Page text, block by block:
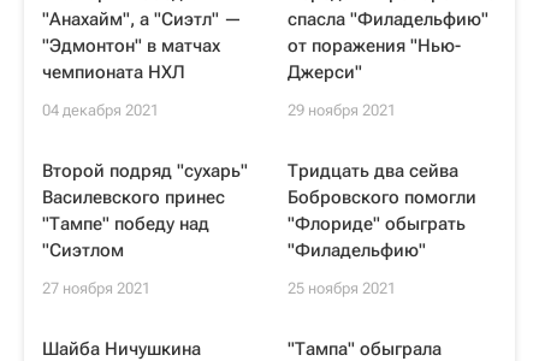
"Анахайм", а "Сиэтл" —
"Эдмонтон" в матчах
чемпионата НХЛ
04 декабря 2021
спасла "Филадельфию"
от поражения "Нью-
Джерси"
29 ноября 2021
Второй подряд "сухарь"
Василевского принес
"Тампе" победу над
"Сиэтлом
27 ноября 2021
Тридцать два сейва
Бобровского помогли
"Флориде" обыграть
"Филадельфию"
25 ноября 2021
Шайба Ничушкина
"Тампа" обыграла